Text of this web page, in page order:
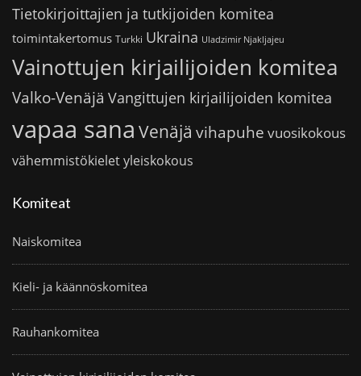
Tietokirjoittajien ja tutkijoiden komitea
toimintakertomus Turkki Ukraina Uladzimir Njakljajeu
Vainottujen kirjailijoiden komitea
Valko-Venäjä Vangittujen kirjailijoiden komitea
vapaa sana Venäjä vihapuhe vuosikokous
vähemmistökieletyleiskokous
Komiteat
Naiskomitea
Kieli- ja käännöskomitea
Rauhankomitea